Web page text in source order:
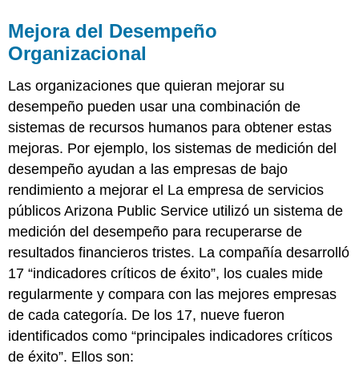
Mejora del Desempeño
Organizacional
Las organizaciones que quieran mejorar su
desempeño pueden usar una combinación de
sistemas de recursos humanos para obtener estas
mejoras. Por ejemplo, los sistemas de medición del
desempeño ayudan a las empresas de bajo
rendimiento a mejorar el La empresa de servicios
públicos Arizona Public Service utilizó un sistema de
medición del desempeño para recuperarse de
resultados financieros tristes. La compañía desarrolló
17 “indicadores críticos de éxito”, los cuales mide
regularmente y compara con las mejores empresas
de cada categoría. De los 17, nueve fueron
identificados como “principales indicadores críticos
de éxito”. Ellos son: